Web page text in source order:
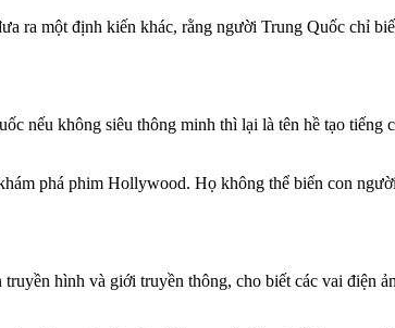
một định kiến khác, rằng người Trung Quốc chỉ
nếu không siêu thông minh thì lại là tên hề tạo tiếng
phá phim Hollywood. Họ không thể biến con
hình và giới truyền thông, cho biết các vai điện